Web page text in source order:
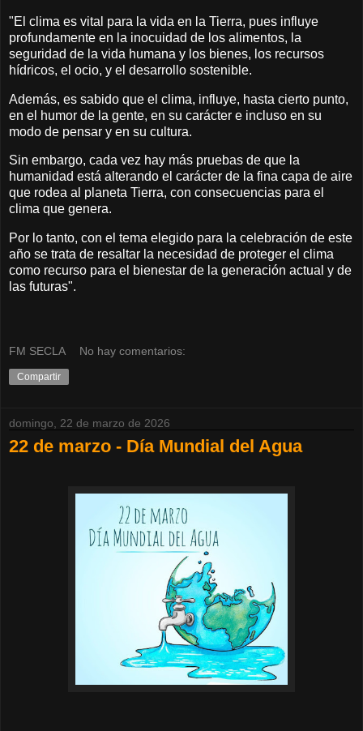
"El clima es vital para la vida en la Tierra, pues influye
profundamente en la inocuidad de los alimentos, la
seguridad de la vida humana y los bienes, los recursos
hídricos, el ocio, y el desarrollo sostenible.
Además, es sabido que el clima, influye, hasta cierto punto,
en el humor de la gente, en su carácter e incluso en su
modo de pensar y en su cultura.
Sin embargo, cada vez hay más pruebas de que la
humanidad está alterando el carácter de la fina capa de aire
que rodea al planeta Tierra, con consecuencias para el
clima que genera.
Por lo tanto, con el tema elegido para la celebración de este
año se trata de resaltar la necesidad de proteger el clima
como recurso para el bienestar de la generación actual y de
las futuras".
FM SECLA No hay comentarios:
Compartir
domingo, 22 de marzo de 2026
22 de marzo - Día Mundial del Agua